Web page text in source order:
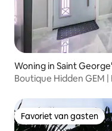
Woning in Saint
Boutique Hidden GEM
Favoriet van gasten
Favoriet van gasten